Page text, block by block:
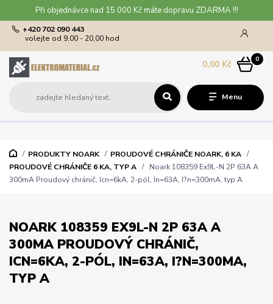
Při objednávce nad 15 000 Kč máte dopravu ZDARMA !!!
Menu
+420 702 090 443
volejte od 9,00 - 20,00 hod
0
0,00 Kč
PRODUKTY NOARK
PROUDOVÉ CHRÁNIČE NOARK, 6 KA
PROUDOVÉ CHRÁNIČE 6 KA, TYP A
Noark 108359 Ex9L-N 2P 63A A
300mA Proudový chránič, Icn=6kA, 2-pól, In=63A, I?n=300mA, typ A
NOARK 108359 EX9L-N 2P 63A A
300MA PROUDOVÝ CHRÁNIČ,
ICN=6KA, 2-PÓL, IN=63A, I?N=300MA,
TYP A